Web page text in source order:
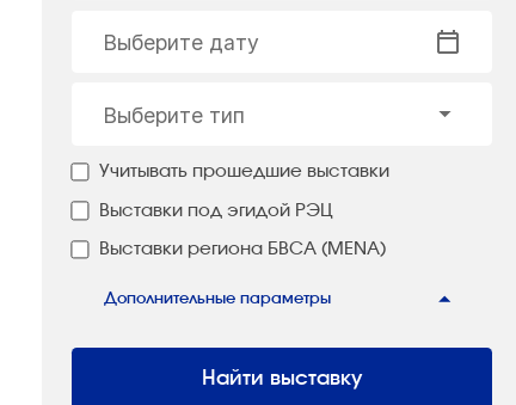
Выберите дату
Выберите тип
Учитывать прошедшие выставки
Выставки под эгидой РЭЦ
Выставки региона БВСА (MENA)
Дополнительные параметры
Найти выставку